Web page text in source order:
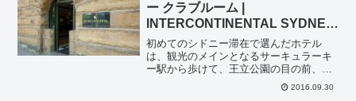
ー クラブルーム |
INTERCONTINENTAL SYDNEY
CLUB KING ROOM
初めてのシドニー滞在で選んだホテル
は、観光のメインとなるサーキュラーキ
ー駅から歩けて、王立公園の目の前、世
界遺産オペラハウスにも歩いていける最
高の立地インターコンチネンタルシドニ
2016.09.30